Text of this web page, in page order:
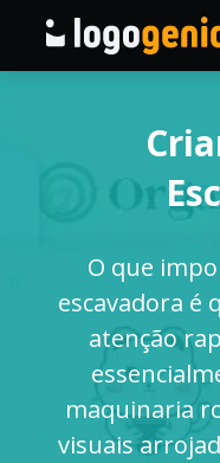
Gerador de
Produtos
Blog
O que
escavadora é
atenção
maquinaria
visuais